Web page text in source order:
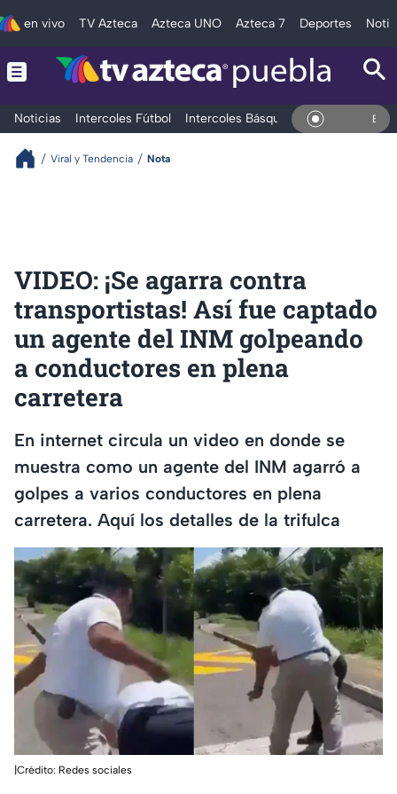
en vivo TV Azteca Azteca UNO Azteca 7 Deportes
Noticias Intercoles Fútbol Intercoles Básquetbol DeportesEn Vivo
Viral y Tendencia Nota
VIDEO: ¡Se agarra contra
transportistas! Así fue captado
un agente del INM golpeando
a conductores en plena
carretera
En internet circula un video en donde se
muestra como un agente del INM agarró a
golpes a varios conductores en plena
carretera. Aquí los detalles de la trifulca
|Crédito: Redes sociales